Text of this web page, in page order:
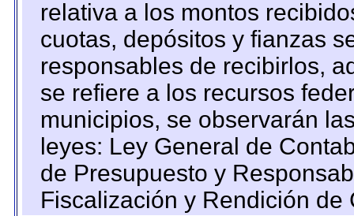
relativa a los montos
cuotas, depósitos y fianzas
responsables de recibirlos,
se refiere a los recursos
municipios, se observarán
leyes: Ley General de
de Presupuesto y
Fiscalización y Rendición